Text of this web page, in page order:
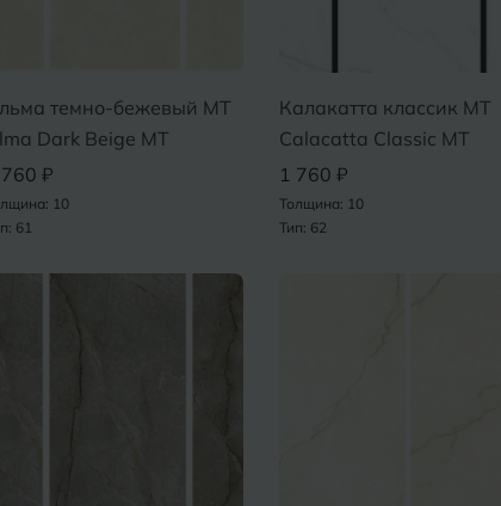
темно-бежевый MT
Dark Beige MT
₽
10
61
Калакатта классик MT
Calacatta Classic MT
1 760 ₽
Толщина: 10
Тип: 62